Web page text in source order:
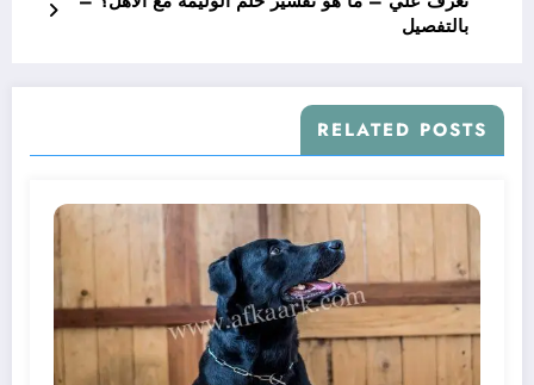
بالتفصيل
RELATED POSTS